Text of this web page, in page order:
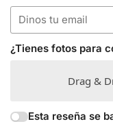
¿Tienes fotos para
Drag &
Esta reseña se